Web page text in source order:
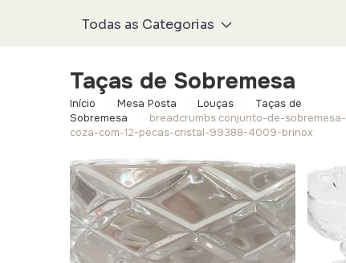
Todas as Categorias
Taças de Sobremesa
Início Mesa Posta Louças
Taças de
Sobremesa
breadcrumbs.conjunto-de-sobremesa-
coza-com-12-pecas-cristal-99388-4009-brinox